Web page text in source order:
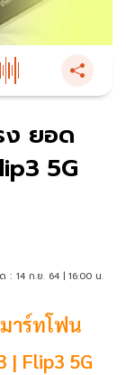
ง ยอด
5G
: 14 ก.ย. 64 | 16:00 น.
าร์ทโฟน
| Flip3 5G